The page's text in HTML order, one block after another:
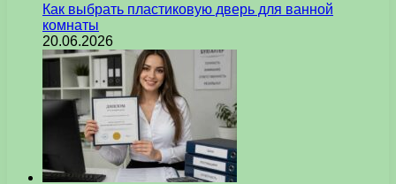
Как выбрать пластиковую дверь для ванной
комнаты
20.06.2026